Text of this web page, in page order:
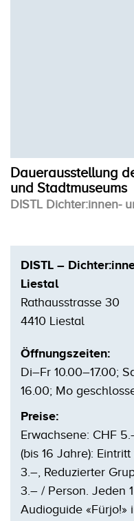
Dauerausstellung
und Stadtmuseums
DISTL Dichter:innen-
DISTL –
Liestal
Rathausstrasse 30
4410 Liestal
Öffnungszeiten:
Di–Fr 10.00–17.00;
16.00; Mo
Preise:
Erwachsene: CHF
(bis 16 Jahre):
3.–, Reduzierter
3.– / Person. Jeden
Audioguide «Fürjo!»